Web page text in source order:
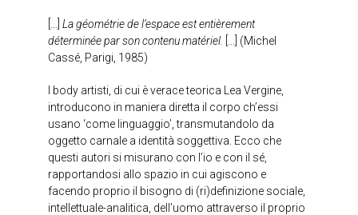
La géométrie de l’espace est entièrement
déterminée par son contenu matériel.
[…] (Michel
Cassé, Parigi, 1985)
I body artisti, di cui è verace teorica Lea Vergine,
introducono in maniera diretta il corpo ch’essi
usano ‘come linguaggio’, transmutandolo da
oggetto carnale a identità soggettiva. Ecco che
questi autori si misurano con l’io e con il sé,
rapportandosi allo spazio in cui agiscono e
facendo proprio il bisogno di (ri)definizione sociale,
intellettuale-analitica, dell’uomo attraverso il proprio